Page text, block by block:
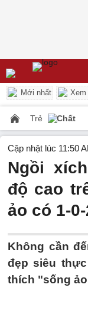
Mới nhất Xem
Trẻ Chất
Cập nhật lúc 11:50
Ngồi
độ cao
ảo có 1-
Không cần
đẹp siêu
thích "sống